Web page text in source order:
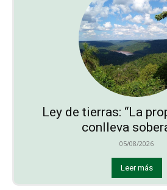
Ley de tierras: “La
conlleva
05/08/2026
Leer más